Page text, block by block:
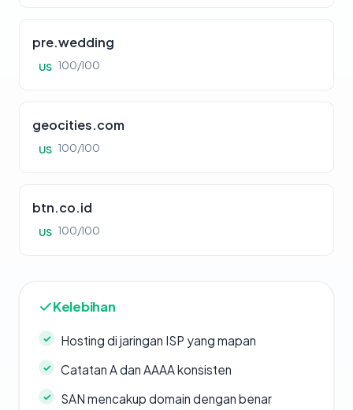
pre.wedding
US 100/100
geocities.com
US 100/100
btn.co.id
US 100/100
Kelebihan
Hosting di jaringan ISP yang mapan
Catatan A dan AAAA konsisten
SAN mencakup domain dengan benar